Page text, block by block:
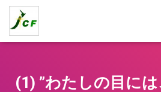
(1) ”わたしの目に